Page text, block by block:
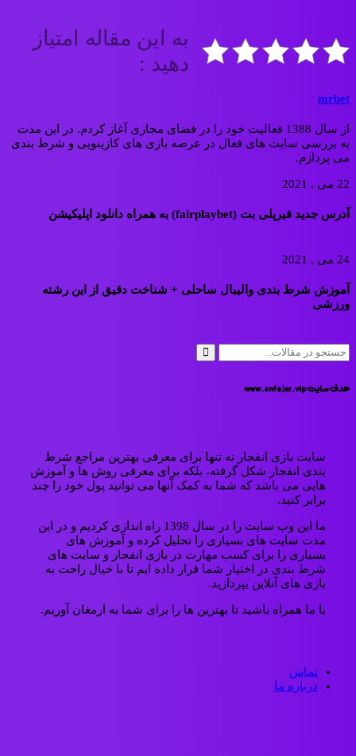
به این مقاله امتیاز
دهید :
mrbet
از سال 1388 فعالیت خود را در فضای مجازی آغاز کردم. در این مدت
به بررسی سایت های فعال در عرصه بازی های کازینویی و شرط بندی
می پردازم.
22 می , 2021
آدرس جدید فیرپلی بت (fairplaybet) به همراه دانلود اپلیکیشن
24 می , 2021
آموزش شرط بندی والیبال ساحلی + شناخت دقیق از این رشته
ورزشی
هدف سایت www.enfejar.vip
سایت بازی انفجار نه تنها برای معرفی بهترین مراجع شرط
بندی انفجار شکل گرفته، بلکه برای معرفی روش ها و آموزش
هایی می باشد که شما به کمک آنها می توانید پول خود را چند
برابر کنید.
ما این وب سایت را در سال 1398 راه اندازی کردیم و در این
مدت سایت های بسیاری را تحلیل کرده و آموزش های
بسیاری را برای کسب مهارت در بازی انفجار و سایت های
شرط بندی در اختیار شما قرار داده ایم تا با خیال راحت به
بازی های آنلاین بپردازید.
با ما همراه باشید تا بهترین ها را برای شما به ارمغان آوریم.
تماس
درباره ما